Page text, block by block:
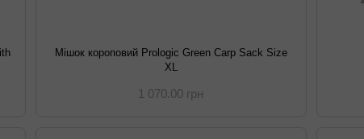
Мішок короповий Prologic Green Carp Sack Size
XL
1 070.00 грн